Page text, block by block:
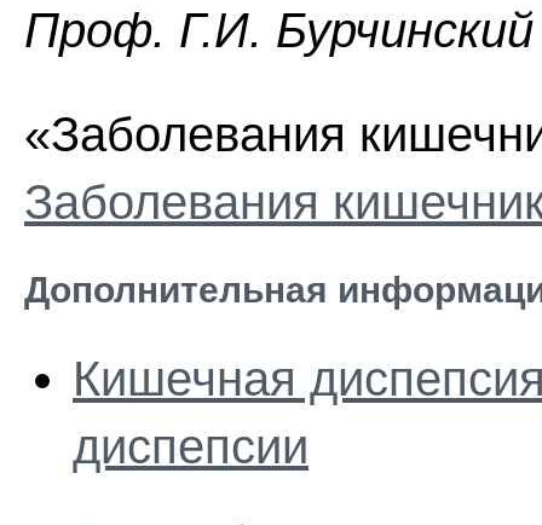
Проф. Г.И. Бурчинский
«Заболевания
Заболевания
Дополнительная
Кишечная
диспепсии